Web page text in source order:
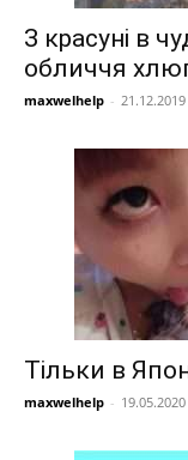
З красуні в
обличчя
maxwelhelp - 21.12.2019
Тільки в
maxwelhelp - 19.05.2020